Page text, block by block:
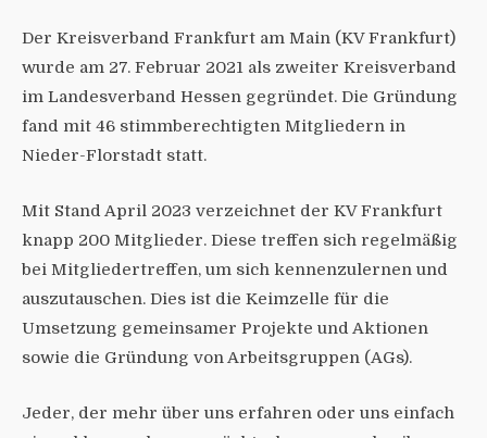
Der Kreisverband Frankfurt am Main (KV Frankfurt)
wurde am 27. Februar 2021 als zweiter Kreisverband
im Landesverband Hessen gegründet. Die Gründung
fand mit 46 stimmberechtigten Mitgliedern in
Nieder-Florstadt statt.
Mit Stand April 2023 verzeichnet der KV Frankfurt
knapp 200 Mitglieder. Diese treffen sich regelmäßig
bei Mitgliedertreffen, um sich kennenzulernen und
auszutauschen. Dies ist die Keimzelle für die
Umsetzung gemeinsamer Projekte und Aktionen
sowie die Gründung von Arbeitsgruppen (AGs).
Jeder, der mehr über uns erfahren oder uns einfach